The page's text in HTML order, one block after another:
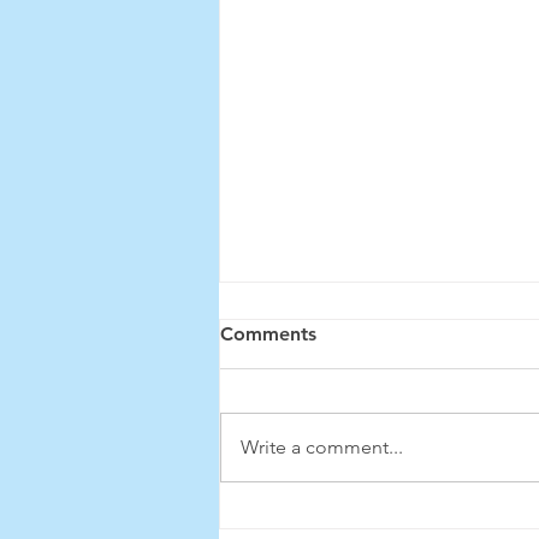
Résultats de l'Élection
déterminés ! Voici les membres
exécutifs de l'AÉÉIP
Comments
Write a comment...